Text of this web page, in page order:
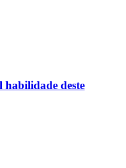
deste